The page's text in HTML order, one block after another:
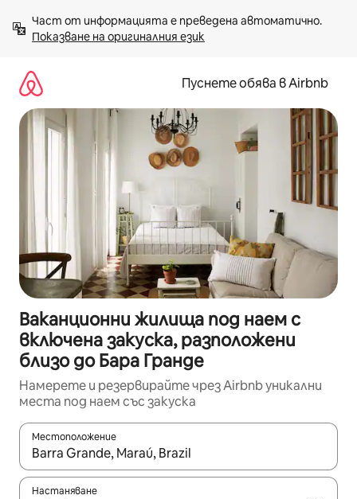
към
съдържанието
Показване на оригиналния език
Пуснете обява в Airbnb
Ваканционни жилища под наем с
включена закуска, разположени
близо до Бара Гранде
Намерете и резервирайте чрез Airbnb уникални
места под наем със закуска
Местоположение
Когато резултатите се покажат, използвайте
Настаняване